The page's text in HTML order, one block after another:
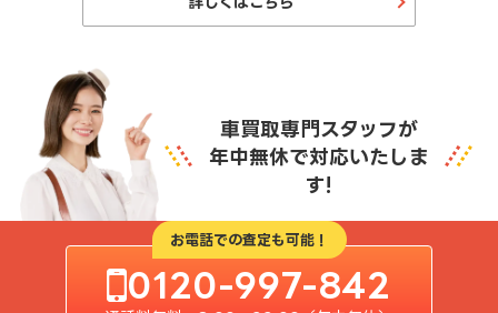
車買取専門スタッフが
年中無休で対応いたしま
す!
お電話での査定も可能！
0120-997-842